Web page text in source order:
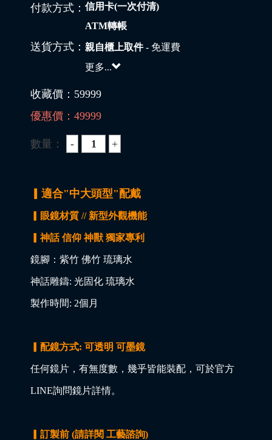
付款方式： 信用卡(一次付清)
ATM轉帳
送貨方式： 親自櫃上取件- 免運費
更多...
收藏價： 59999
優惠價： 49999
數量：
▎適合"中大頭型"配戴
▎眼鏡材質 // 新型外觀機能
▎神話 信仰 神獸 獨家專利
鏡腳：紫竹 佛竹 琉璃水
神話雕鑄: 光固化 琉璃水
製作時間: 2個月
▎配鏡方式: 可透明 可墨鏡
任何鏡片，有無度數，幾乎皆能裝配，可於官方
LINE詢問鏡片詳情。
▎訂製前 (請詳閱 工藝諮詢)